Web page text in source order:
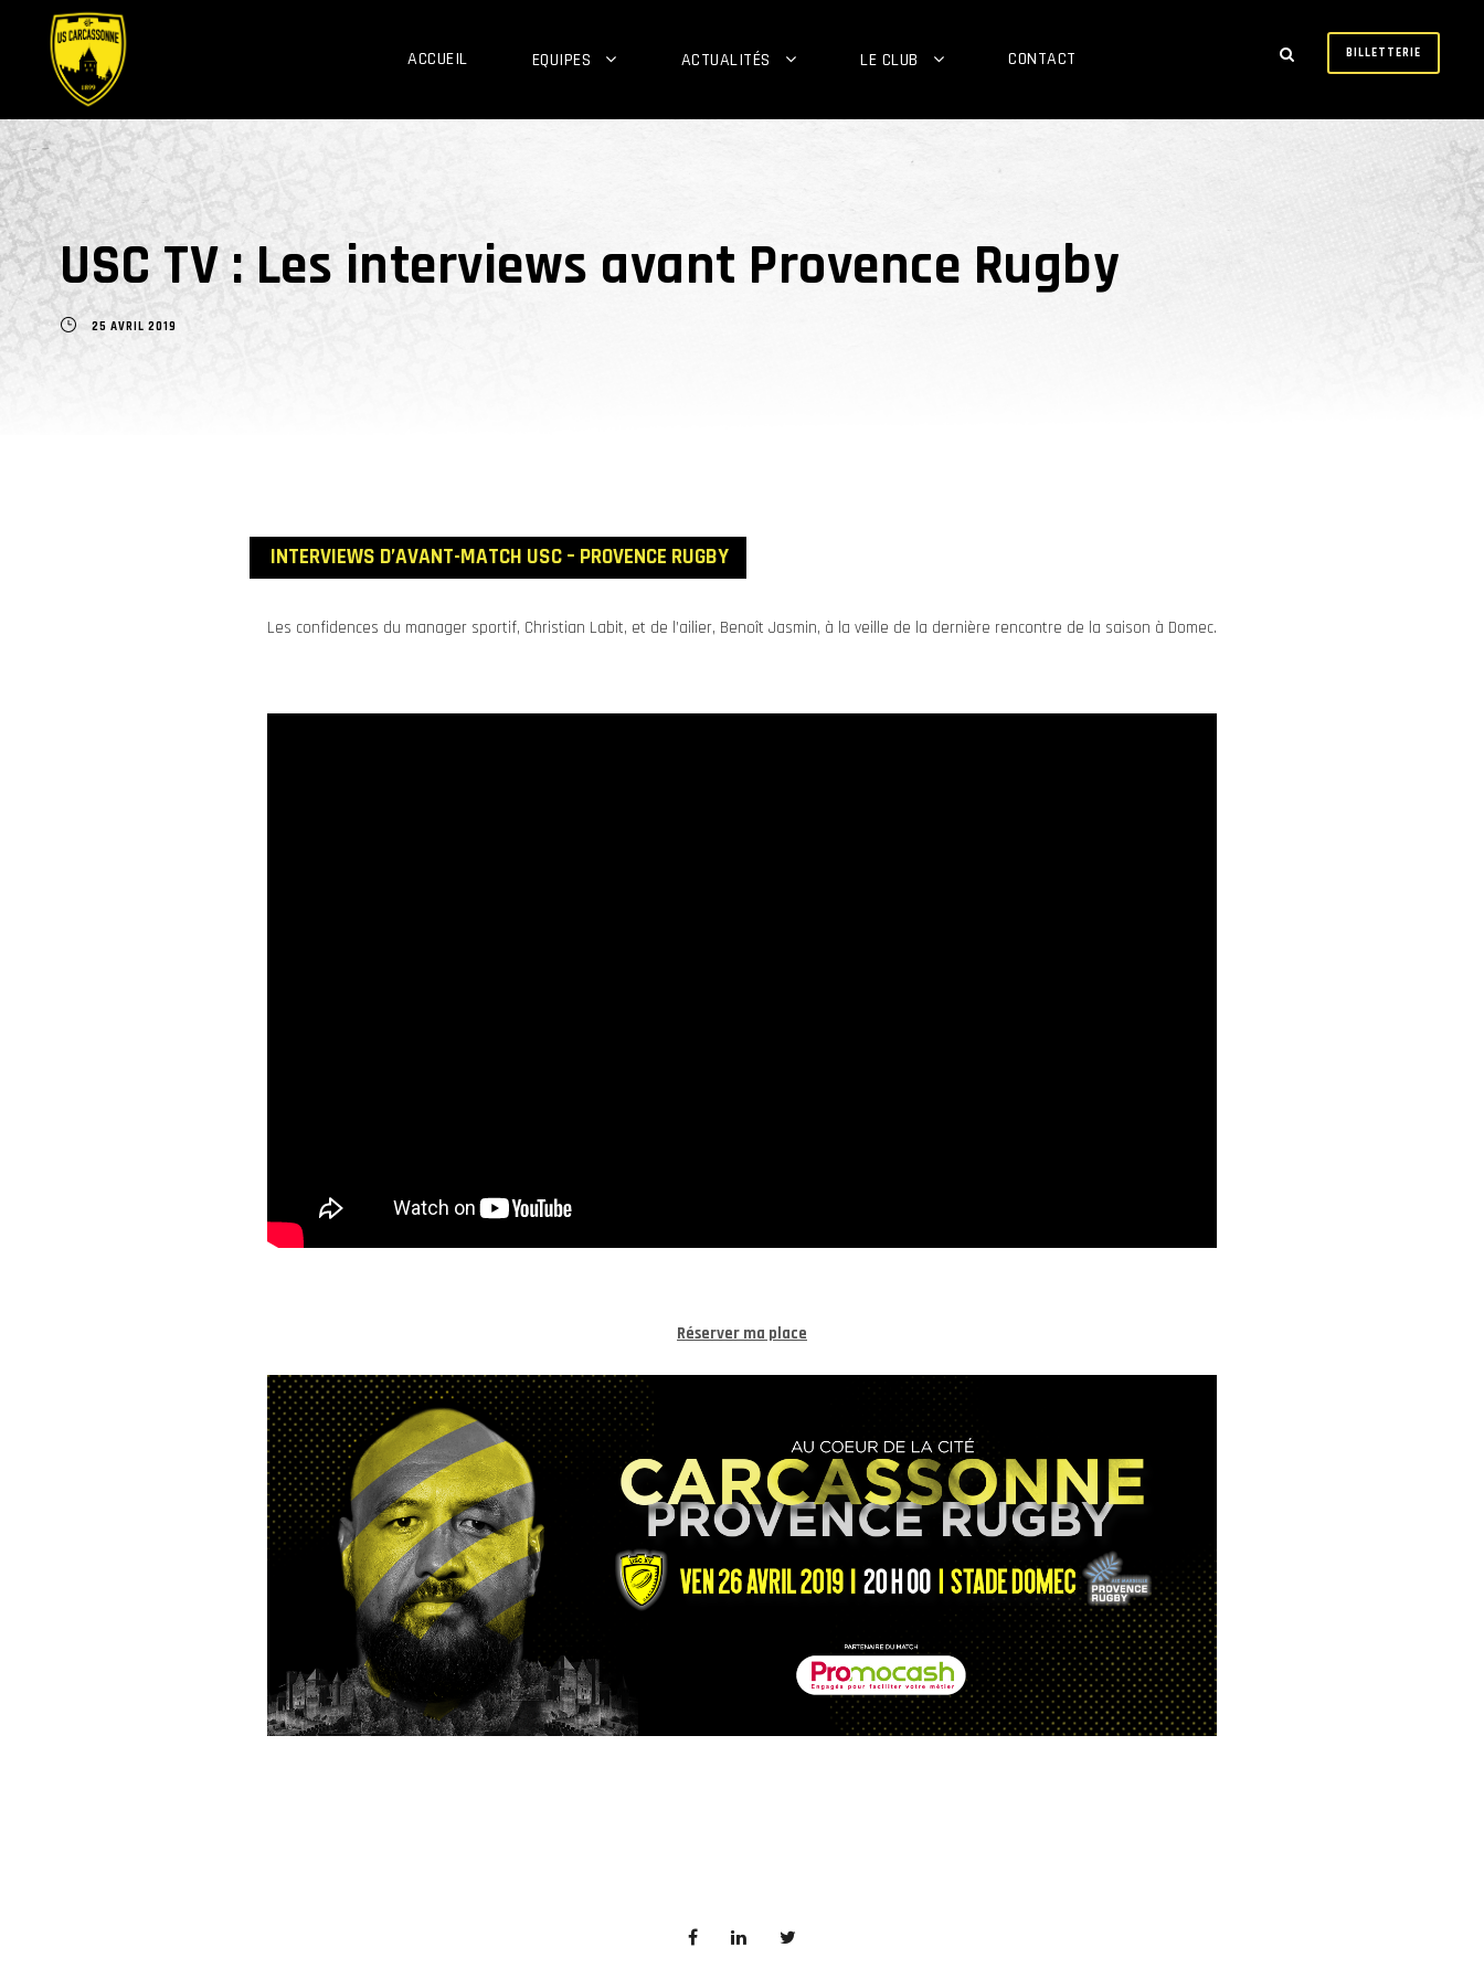
ACCUEIL EQUIPES ACTUALITÉS LE CLUB CONTACT BILLETTERIE
USC TV : Les interviews avant Provence Rugby
25 AVRIL 2019
INTERVIEWS D’AVANT-MATCH USC – PROVENCE RUGBY
Les confidences du manager sportif, Christian Labit, et de l’ailier, Benoît Jasmin, à la veille de la dernière rencontre de la saison à Domec.
Réserver ma place